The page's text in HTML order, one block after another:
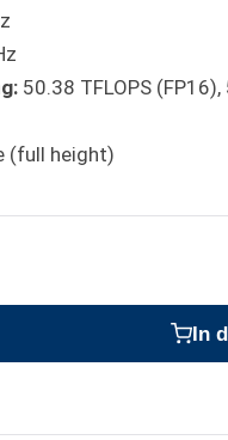
50.38 TFLOPS (FP16),
(full height)
In